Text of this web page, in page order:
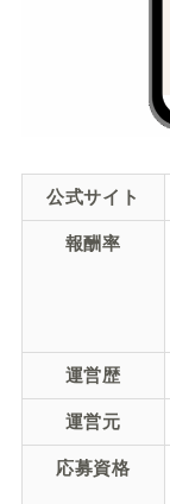
公式サイト
報酬率
運営歴
運営元
応募資格